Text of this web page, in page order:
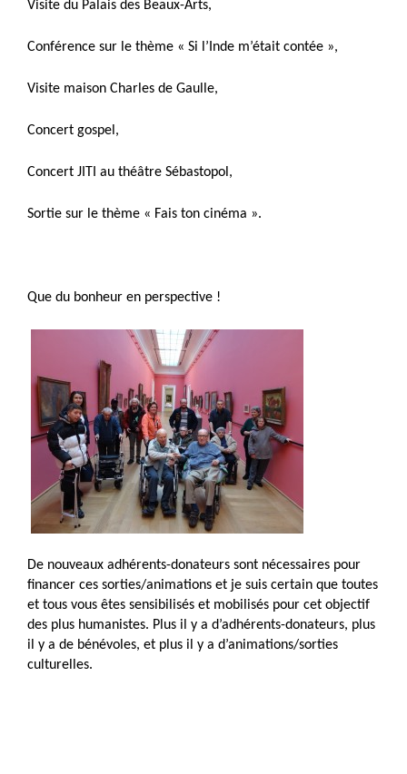
Visite du Palais des Beaux-Arts,
Conférence sur le thème « Si l’Inde m’était contée »,
Visite maison Charles de Gaulle,
Concert gospel,
Concert JITI au théâtre Sébastopol,
Sortie sur le thème « Fais ton cinéma ».
Que du bonheur en perspective !
De nouveaux adhérents-donateurs sont nécessaires pour
financer ces sorties/animations et je suis certain que toutes
et tous vous êtes sensibilisés et mobilisés pour cet objectif
des plus humanistes. Plus il y a d’adhérents-donateurs, plus
il y a de bénévoles, et plus il y a d’animations/sorties
culturelles.